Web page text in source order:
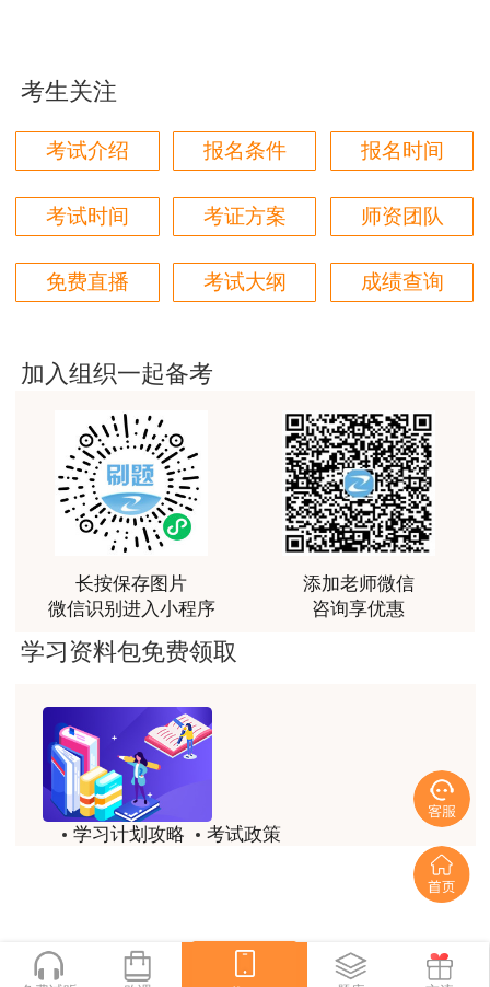
考试成绩查询网站为中国人事考试网
（www.cpta.com.cn）。
2025年度咨询工程师（投资）职业资格考试
报考条件按照《人力资源社会保障部国家发展和改
革委员会关于印发〈工程咨询（投资）专业技术人
资）职业资格考试实施办法〉的通知》（人社部发
工程师（投资）职业资格考试有关问题的说明》
（中咨协资信〔2021〕7号）有关规定执行（详见
附件）。
五、报名安排及其他相关事项
（一）2025年度咨询工程师（投资）职业资
通过中国人事考试网（www.cpta.com.cn）的全国
册、报名和缴费。
报名时间：2025年2月18日9∶00—3月6日
16∶00；
缴费时间：2025年2月18日9∶00—3月7日
首次登录全国专业技术人员资格考试报名服务
本门课程老师讲的很细致，每个章节都讲到位了。特
别是财务评价那个章节，深入浅出，强化训练，效果
很好。
用户m4****68
林轩老师讲得好，复杂的知识讲的深入浅出，能够听
得懂。简答题总结的也很到位。
用户m5****88
听他的课过的！
客户回复迅速，热心解答，购买体验很不错。
用户m2****88
讲得好
林老师讲得非常好！
用户m8****66
用户c2****r6
林轩老师是一个好老师，给我留下了深刻的影响
用户m1****88
冲着林轩老师过来买的课程，没时间学，就看了冲刺
林轩老师讲课实战型太强了，超级喜欢
考生关注
考试介绍 报名条件 报名时间
考试时间 考证方案 师资团队
免费直播 考试大纲 成绩查询
加入组织一起备考
长按保存图片
微信识别进入小程序
添加老师微信
咨询享优惠
学习资料包免费领取
学习计划攻略
考试政策